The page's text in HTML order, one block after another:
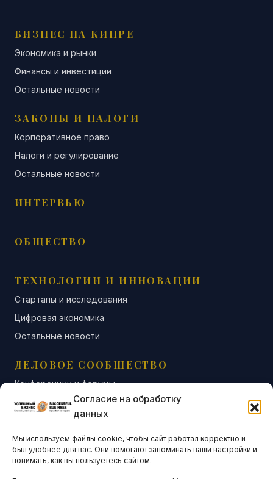
Согласие на обработку
данных
Мы используем файлы cookie, чтобы сайт работал корректно и
был удобнее для вас. Они помогают запоминать ваши настройки и
понимать, как вы пользуетесь сайтом.
БИЗНЕС НА КИПРЕ
Экономика и рынки
Финансы и инвестиции
Остальные новости
ЗАКОНЫ И НАЛОГИ
Корпоративное право
Налоги и регулирование
Остальные новости
ИНТЕРВЬЮ
ОБЩЕСТВО
ТЕХНОЛОГИИ И ИННОВАЦИИ
Стартапы и исследования
Цифровая экономика
Остальные новости
ДЕЛОВОЕ СООБЩЕСТВО
Конференции и форумы
Бизнес-клубы и ассоциации
Остальные новости
АНАЛИТИКА И СТАТИСТИКА